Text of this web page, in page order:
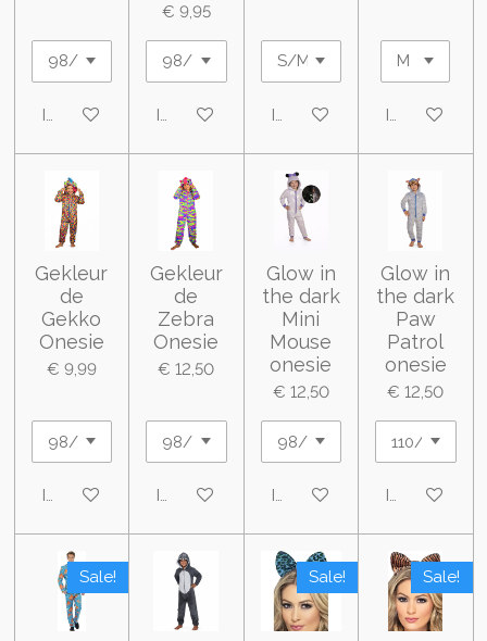
In winkelwagen
€ 9,95
In winkelwagenIn winkelwagenIn
Gekleur
de
Gekko
Onesie
€ 9,99
In winkelwagen
Gekleur
de
Zebra
Onesie
€ 12,50
In winkelwagen
Glow in
the dark
Mini
Mouse
onesie
€ 12,50
In winkelwagen
Glow in
the dark
Paw
Patrol
onesie
€ 12,50
In
Sale! Sale! Sale!